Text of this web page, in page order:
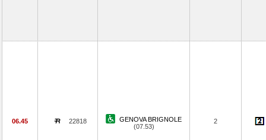
06.45 22818
GENOVA BRIGNOLE
(07.53)
2